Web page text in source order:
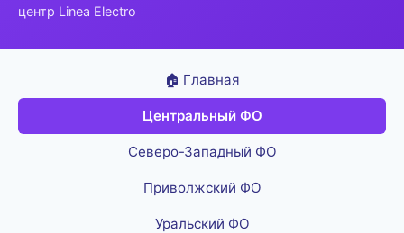
центр Linea Electro
🏠 Главная
Центральный ФО
Северо-Западный ФО
Приволжский ФО
Уральский ФО